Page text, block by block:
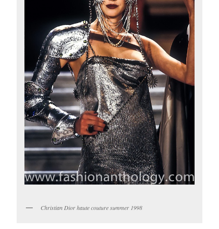
Christian Dior haute couture summer 1998